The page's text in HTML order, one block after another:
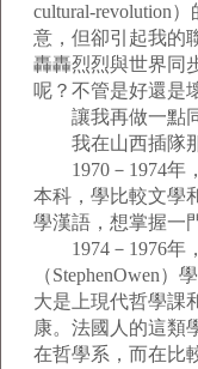
cultural-revolution
意，但卻引起我的
轟轟烈烈與世界同
呢？不管是好還是
讓我再做一點同
我在山西插隊那
1970－1974年
本科，學比較文學
學漢語，想掌握一
1974－1976年
（StephenOwen
大是上現代哲學課
康。法國人的這類
在哲學系，而在比